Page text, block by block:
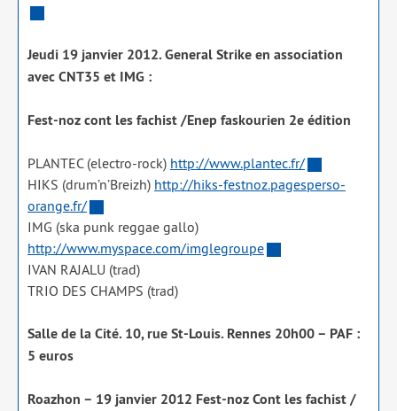
Jeudi 19 jan­vier 2012. General Strike en asso­cia­tion
avec CNT35 et IMG :
Fest-noz cont les fachist /​Enep fas­kou­rien 2e édi­tion
PLANTEC (elec­tro-rock) http://www.plantec.fr/
HIKS (drum’n’Breizh) http://hiks-festnoz.pagesperso-
orange.fr/
IMG (ska punk reg­gae gal­lo)
http://www.myspace.com/imglegroupe
IVAN RAJALU (trad)
TRIO DES CHAMPS (trad)
Salle de la Cité. 10, rue St-Louis. Rennes 20h00 – PAF :
5 euros
Roazhon – 19 jan­vier 2012 Fest-noz Cont les fachist /​